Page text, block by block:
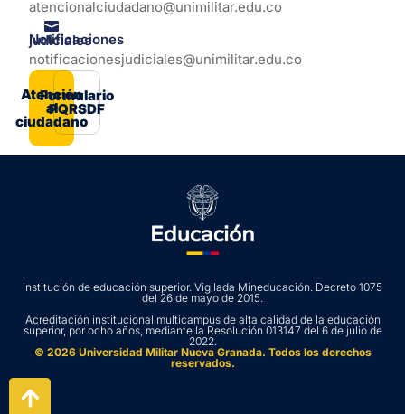
atencionalciudadano@unimilitar.edu.co
Notificaciones judiciales
notificacionesjudiciales@unimilitar.edu.co
Atención
al
ciudadano
Formulario
PQRSDF
Institución de educación superior. Vigilada Mineducación. Decreto 1075
del 26 de mayo de 2015.
Acreditación institucional multicampus de alta calidad de la educación
superior, por ocho años, mediante la Resolución 013147 del 6 de julio de
2022.
© 2026 Universidad Militar Nueva Granada. Todos los derechos
reservados.